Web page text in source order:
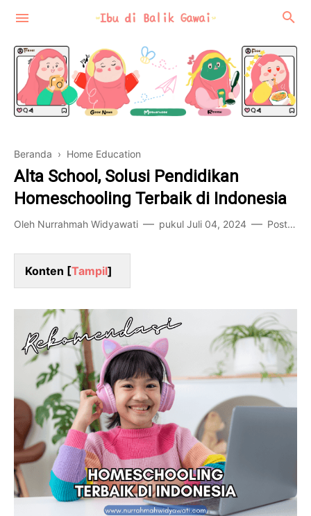
Motherhood
Food-Travel
Beranda › Home Education
Alta School, Solusi Pendidikan
Homeschooling Terbaik di Indonesia
Oleh Nurrahmah Widyawati pukul Juli 04, 2024 Posting Komentar
Konten [Tampil]